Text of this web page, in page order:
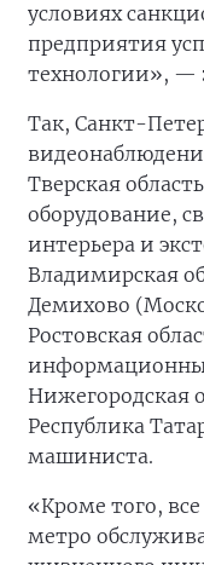
условиях
предприятия
технологии», —
Так, Санкт-
Тверская
оборудование,
интерьера и
Владимирская
Демихово
Ростовская
Нижегородская
Республика
машиниста.
«Кроме того,
метро